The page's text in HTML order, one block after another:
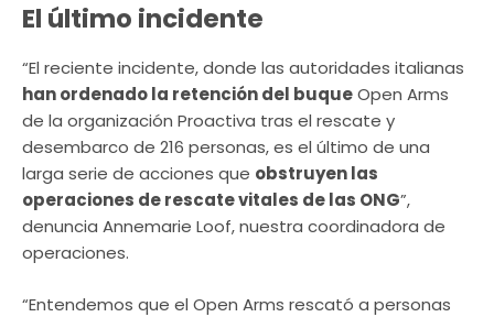
El último incidente
“El reciente incidente, donde las autoridades italianas
han ordenado la retención del buqueOpen Arms
de la organización Proactiva tras el rescate y
desembarco de 216 personas, es el último de una
larga serie de acciones que obstruyen las
operaciones de rescate vitales de las ONG”,
denuncia Annemarie Loof, nuestra coordinadora de
operaciones.
“Entendemos que el Open Arms rescató a personas